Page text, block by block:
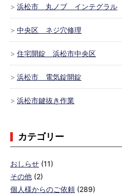
浜松市 丸ノブ インテグラル
中央区 ネジ穴修理
住宅開錠 浜松市中央区
浜松市 電気錠開錠
浜松市鍵抜き作業
カテゴリー
おしらせ (11)
その他 (2)
個人様からのご依頼 (289)